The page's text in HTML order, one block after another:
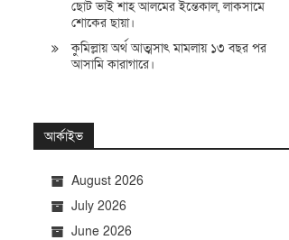
ছোট ভাই শাহ আলমের ইন্তেকাল, লাকসামে
শোকের ছায়া।
কুমিল্লায় অর্থ আত্মসাৎ মামলায় ১৩ বছর পর
আসামি কারাগারে।
আর্কাইভ
August 2026
July 2026
June 2026